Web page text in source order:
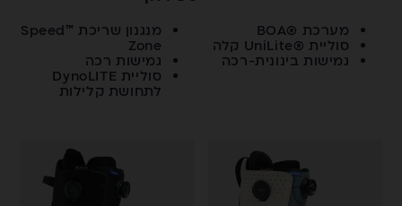
מערכת ®BOA
סוליית ®UniLite קלה
גמישות בינונית-רכה
מנגנון שריכת ™Speed
Zone
גמישות רכה
סוליית DynoLITE
לתחושת קלילות